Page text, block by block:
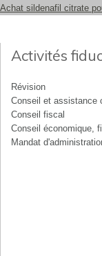
Achat sildenafil citrate
Activités
Révision
Conseil et assistance
Conseil fiscal
Conseil économique,
Mandat